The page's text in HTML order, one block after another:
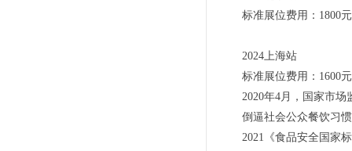
标准展位费用：1800
2024上海站
标准展位费用：1600
2020年4月，国家市
倒逼社会公众餐饮习
2021《食品安全国家